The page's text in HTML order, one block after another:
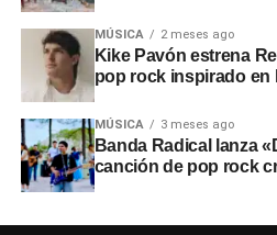
MÚSICA 2 meses ago
Kike Pavón estrena
pop rock inspirado en
MÚSICA 3 meses ago
Banda Radical lanza
canción de pop rock